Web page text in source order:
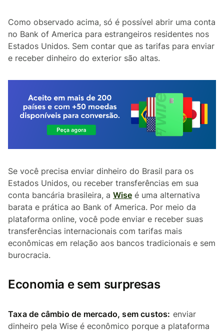
Como observado acima, só é possível abrir uma conta
no Bank of America para estrangeiros residentes nos
Estados Unidos. Sem contar que as tarifas para enviar
e receber dinheiro do exterior são altas.
Se você precisa enviar dinheiro do Brasil para os
Estados Unidos, ou receber transferências em sua
conta bancária brasileira, a Wise é uma alternativa
barata e prática ao Bank of America. Por meio da
plataforma online, você pode enviar e receber suas
transferências internacionais com tarifas mais
econômicas em relação aos bancos tradicionais e sem
burocracia.
Economia e sem surpresas
Taxa de câmbio de mercado, sem custos: enviar
dinheiro pela Wise é econômico porque a plataforma